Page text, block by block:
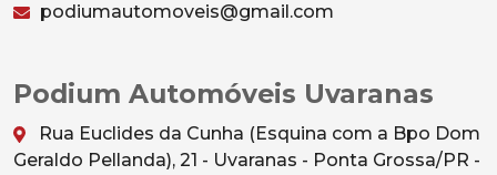
podiumautomoveis@gmail.com
Podium Automóveis Uvaranas
Rua Euclides da Cunha (Esquina com a Bpo Dom
Geraldo Pellanda), 21 - Uvaranas - Ponta Grossa/PR -